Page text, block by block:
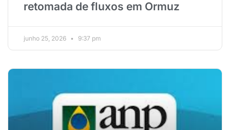
retomada de fluxos em Ormuz
junho 25, 2026 9:37 pm